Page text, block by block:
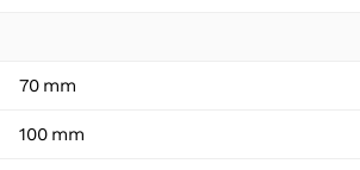
70 mm
100 mm